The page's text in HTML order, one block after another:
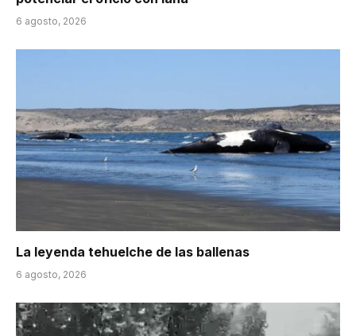
6 agosto, 2026
La leyenda tehuelche de las ballenas
6 agosto, 2026